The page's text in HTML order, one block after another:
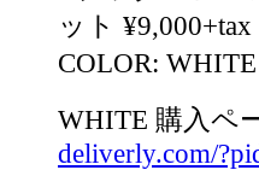
ット
COLOR:
WHITE 購入ペ
deliverly.com/